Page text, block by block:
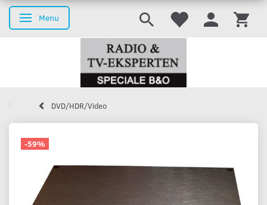
Skifte navigation
Menu
DVD/HDR/Video
-59%